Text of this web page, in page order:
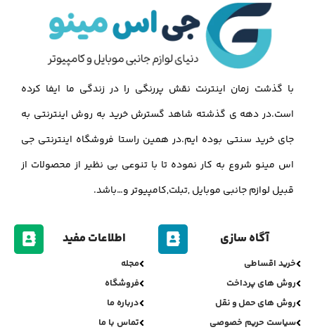
با گذشت زمان اینترنت نقش پررنگی را در زندگی ما ایفا کرده
است.در دهه ی گذشته شاهد گسترش خرید به روش اینترنتی به
جای خرید سنتی بوده ایم.در همین راستا فروشگاه اینترنتی جی
اس مینو شروع به کار نموده تا با تنوعی بی نظیر از محصولات از
قبیل لوازم جانبی موبایل ,تبلت,کامپیوتر و…باشد.
آگاه سازی
خرید اقساطی
روش های پرداخت
روش های حمل و نقل
سیاست حریم خصوصی
اطلاعات مفید
مجله
فروشگاه
درباره ما
تماس با ما